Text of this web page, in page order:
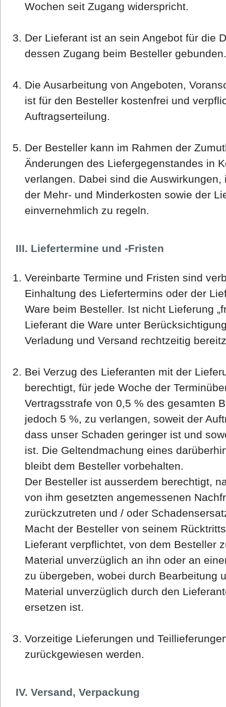
Wochen seit Zugang widerspricht.
Der Lieferant ist an sein Angebot für die
dessen Zugang beim Besteller gebunden.
Die Ausarbeitung von Angeboten,
ist für den Besteller kostenfrei und
Auftragserteilung.
Der Besteller kann im Rahmen der
Änderungen des Liefergegenstandes in
verlangen. Dabei sind die
der Mehr- und Minderkosten sowie der
einvernehmlich zu regeln.
III. Liefertermine und -Fristen
Vereinbarte Termine und Fristen sind
Einhaltung des Liefertermins oder der
Ware beim Besteller. Ist nicht Lieferung
Lieferant die Ware unter
Verladung und Versand rechtzeitig
Bei Verzug des Lieferanten mit der
berechtigt, für jede Woche der
Vertragsstrafe von 0,5 % des gesamten
jedoch 5 %, zu verlangen, soweit der
dass unser Schaden geringer ist und
ist. Die Geltendmachung eines
bleibt dem Besteller vorbehalten.
Der Besteller ist ausserdem berechtigt,
von ihm gesetzten angemessenen
zurückzutreten und / oder
Macht der Besteller von seinem
Lieferant verpflichtet, von dem Besteller
Material unverzüglich an ihn oder an
zu übergeben, wobei durch Bearbeitung
Material unverzüglich durch den
ersetzen ist.
Vorzeitige Lieferungen und
zurückgewiesen werden.
IV. Versand, Verpackung